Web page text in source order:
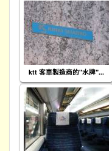
ktt 客車製造商的"水牌"...